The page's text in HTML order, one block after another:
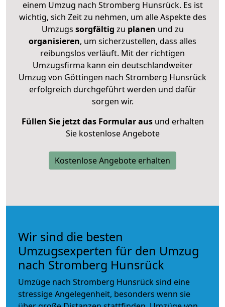
einem Umzug nach Stromberg Hunsrück. Es ist
wichtig, sich Zeit zu nehmen, um alle Aspekte des
Umzugs sorgfältig zu planen und zu
organisieren, um sicherzustellen, dass alles
reibungslos verläuft. Mit der richtigen
Umzugsfirma kann ein deutschlandweiter
Umzug von Göttingen nach Stromberg Hunsrück
erfolgreich durchgeführt werden und dafür
sorgen wir.
Füllen Sie jetzt das Formular ausund erhalten
Sie kostenlose Angebote
Kostenlose Angebote erhalten
Wir sind die besten
Umzugsexperten für den Umzug
nach Stromberg Hunsrück
Umzüge nach Stromberg Hunsrück sind eine
stressige Angelegenheit, besonders wenn sie